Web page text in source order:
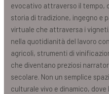
evocativo attraverso il tempo,
storia di tradizione, ingegno e
virtuale che attraversa i
nella quotidianità del lavoro
agricoli, strumenti di
che diventano preziosi
secolare. Non un semplice
culturale vivo e dinamico,